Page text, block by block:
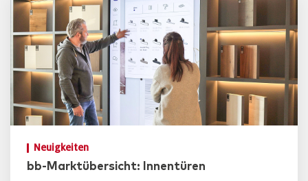
Neuigkeiten
bb-Marktübersicht: Innentüren